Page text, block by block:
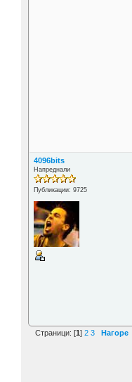
4096bits
Напреднали
Публикации: 9725
Страници: [1] 2 3 Нагоре